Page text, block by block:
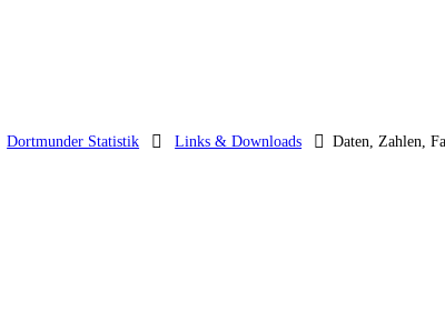
Dortmunder Statistik Links & Downloads Daten, Zahlen,